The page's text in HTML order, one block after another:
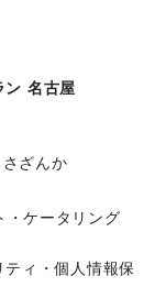
ン 名古屋
ざんか
・ケータリング
ィ・個人情報保